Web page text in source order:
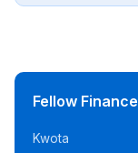
Fellow Finance
Kwota